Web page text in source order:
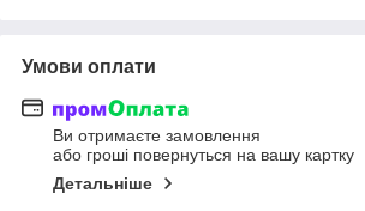
Умови оплати
Ви отримаєте замовлення
або гроші повернуться на вашу картку
Детальніше